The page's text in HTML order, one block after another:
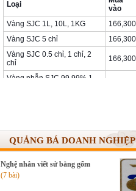
QUẢNG BÁ DOANH NGHIỆP
Nghệ nhân viết sử bằng gốm
(7 bài)